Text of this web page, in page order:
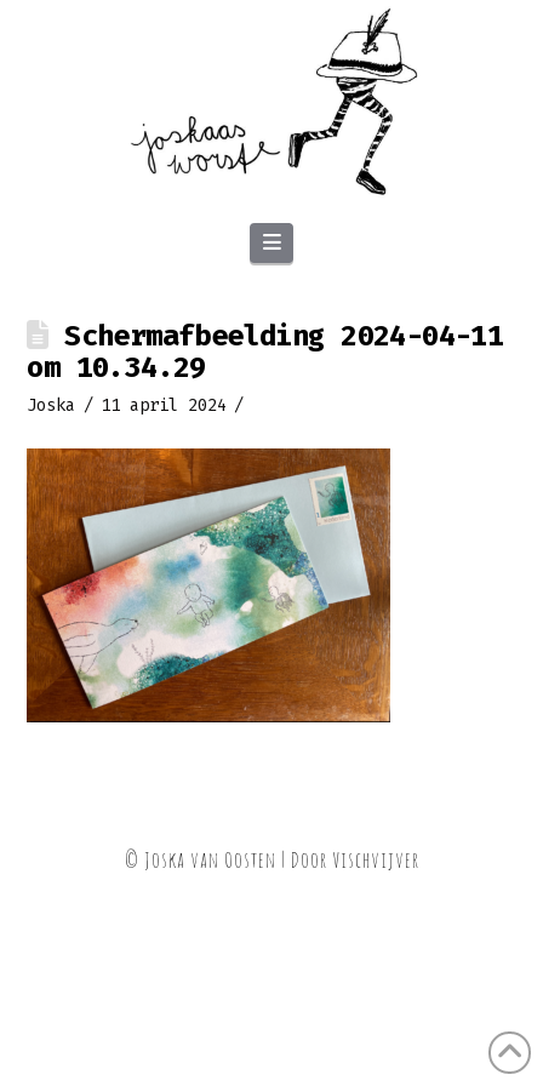
Navigation
Schermafbeelding 2024-04-11
om 10.34.29
Joska 11 april 2024
© Joska van Oosten | Door Vischvijver